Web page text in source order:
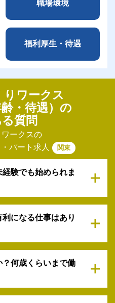
職場環境
福利厚生・待遇
りワークス
齢・待遇）の
質問
ワークスの
パート求人
関東
験でも始められま
になる仕事はあり
何歳くらいまで働